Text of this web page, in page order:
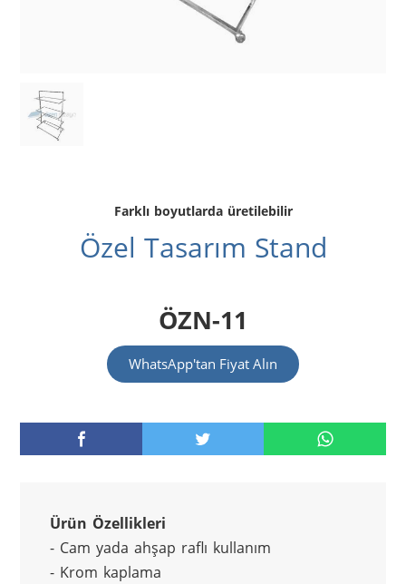
Farklı boyutlarda üretilebilir
Özel Tasarım Stand
ÖZN-11
WhatsApp'tan Fiyat Alın
Ürün Özellikleri
- Cam yada ahşap raflı kullanım
- Krom kaplama